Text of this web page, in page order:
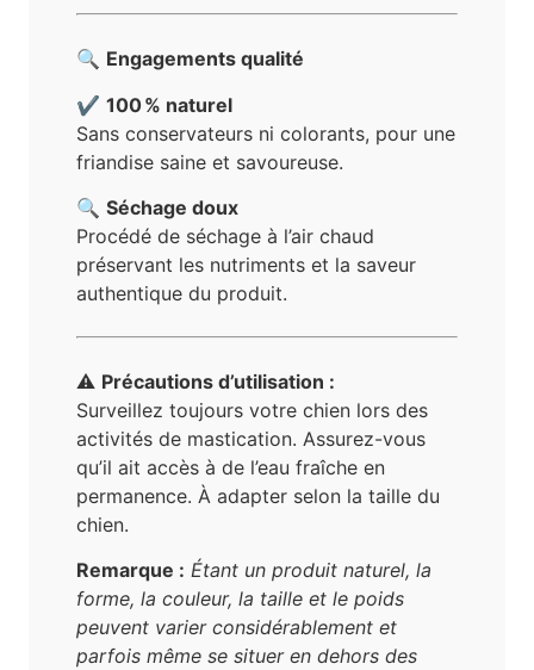
🔍 Engagements qualité
✔️ 100 % naturel
Sans conservateurs ni colorants, pour une
friandise saine et savoureuse.
🔍 Séchage doux
Procédé de séchage à l’air chaud
préservant les nutriments et la saveur
authentique du produit.
⚠️ Précautions d’utilisation :
Surveillez toujours votre chien lors des
activités de mastication. Assurez-vous
qu’il ait accès à de l’eau fraîche en
permanence. À adapter selon la taille du
chien.
Remarque : Étant un produit naturel, la
forme, la couleur, la taille et le poids
peuvent varier considérablement et
parfois même se situer en dehors des